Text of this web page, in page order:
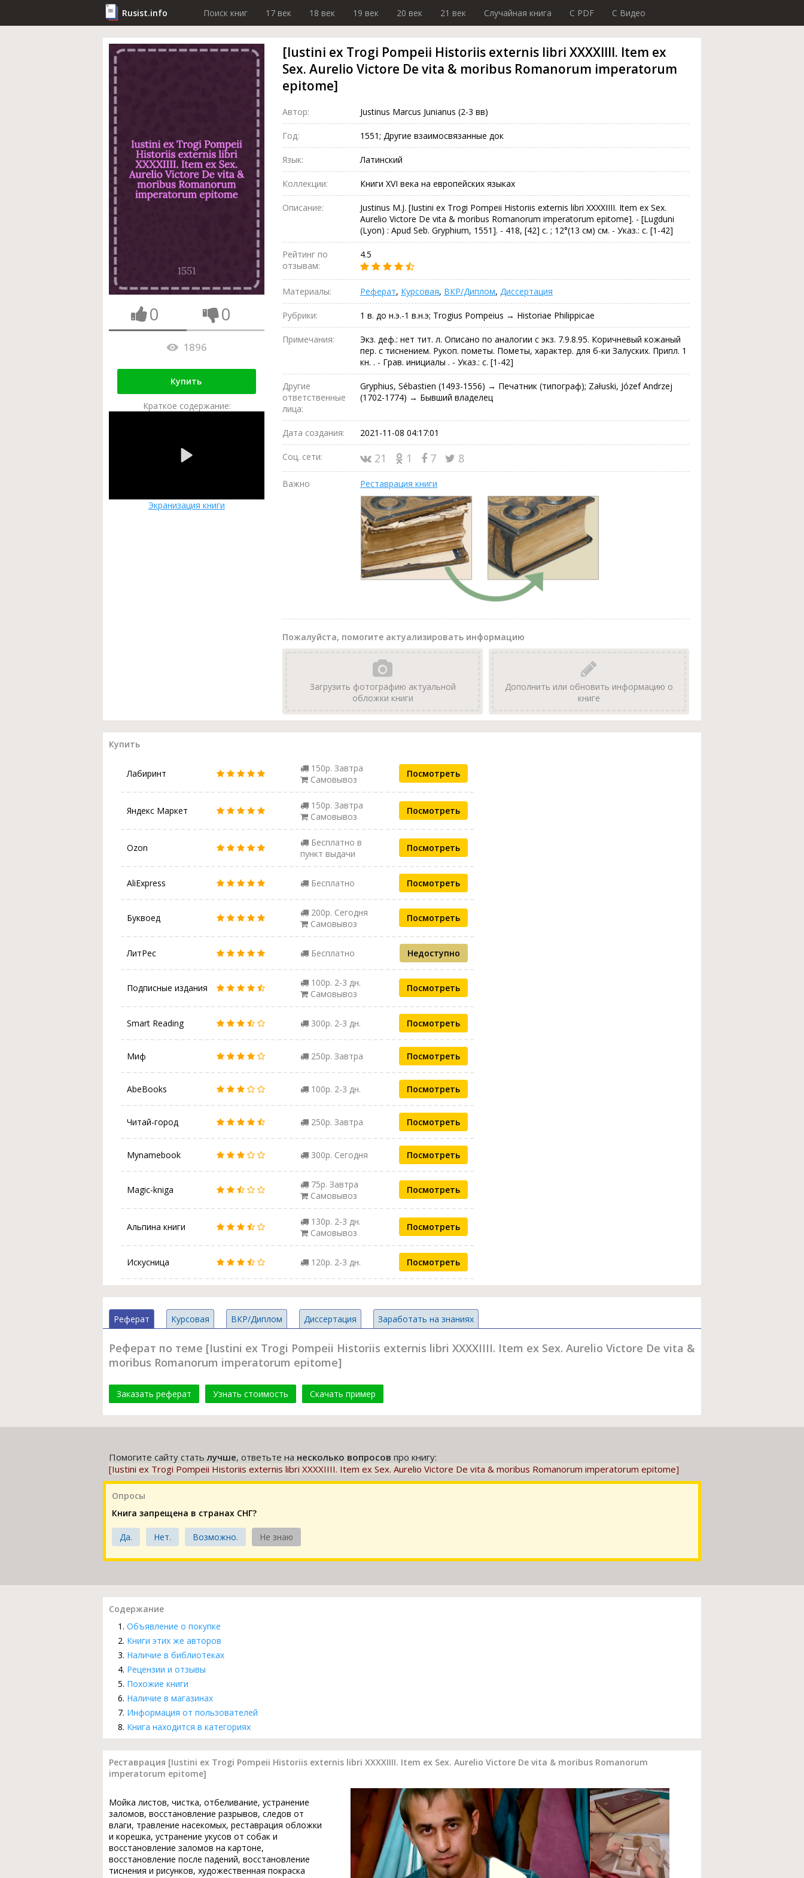
Rusist.info Поиск книг 17 век 18 век 19 век 20 век 21 век Случайная книга C PDF C Видео
0 0
1896
Купить
Краткое содержание:
Экранизация книги
[Iustini ex Trogi Pompeii Historiis externis libri XXXXIIII. Item ex
Sex. Aurelio Victore De vita & moribus Romanorum imperatorum
epitome]
Автор: Justinus Marcus Junianus (2-3 вв)
Год: 1551; Другие взаимосвязанные док
Язык: Латинский
Коллекции: Книги XVI века на европейских языках
Описание:
Justinus M.J. [Iustini ex Trogi Pompeii Historiis externis libri XXXXIIII. Item ex Sex.
Aurelio Victore De vita & moribus Romanorum imperatorum epitome]. - [Lugduni
(Lyon) : Apud Seb. Gryphium, 1551]. - 418, [42] с. ; 12°(13 см) см. - Указ.: с. [1-42]
Рейтинг по
отзывам:
4.5
Материалы: Реферат, Курсовая, ВКР/Диплом, Диссертация
Рубрики: 1 в. до н.э.-1 в.н.э; Trogius Pompeius → Historiae Philippicae
Примечания:
Экз. деф.: нет тит. л. Описано по аналогии с экз. 7.9.8.95. Коричневый кожаный
пер. с тиснением. Рукоп. пометы. Пометы, характер. для б-ки Залуских. Припл. 1
кн. . - Грав. инициалы . - Указ.: с. [1-42]
Другие
ответственные
лица:
Gryphius, Sébastien (1493-1556) → Печатник (типограф); Załuski, Józef Andrzej
(1702-1774) → Бывший владелец
Дата создания: 2021-11-08 04:17:01
Соц. сети: 21 1 7 8
Важно Реставрация книги
Пожалуйста, помогите актуализировать информацию
Загрузить фотографию актуальной
обложки книги
Дополнить или обновить информацию о
книге
Купить
Лабиринт
150р. Завтра
Самовывоз
Посмотреть
Яндекс Маркет
150р. Завтра
Самовывоз
Посмотреть
Ozon
Бесплатно в
пункт выдачи
Посмотреть
AliExpress Бесплатно Посмотреть
Буквоед
200р. Сегодня
Самовывоз
Посмотреть
ЛитРес Бесплатно Недоступно
Подписные издания
100р. 2-3 дн.
Самовывоз
Посмотреть
Smart Reading 300р. 2-3 дн. Посмотреть
Миф 250р. Завтра Посмотреть
AbeBooks 100р. 2-3 дн. Посмотреть
Читай-город 250р. Завтра Посмотреть
Mynamebook 300р. Сегодня Посмотреть
Magic-kniga
75р. Завтра
Самовывоз
Посмотреть
Альпина книги
130р. 2-3 дн.
Самовывоз
Посмотреть
Искусница 120р. 2-3 дн. Посмотреть
Реферат Курсовая ВКР/Диплом Диссертация Заработать на знаниях
Реферат по теме [Iustini ex Trogi Pompeii Historiis externis libri XXXXIIII. Item ex Sex. Aurelio Victore De vita &
moribus Romanorum imperatorum epitome]
Заказать реферат Узнать стоимость Скачать пример
Помогите сайту статьлучше, ответьте на несколько вопросов про книгу:
[Iustini ex Trogi Pompeii Historiis externis libri XXXXIIII. Item ex Sex. Aurelio Victore De vita & moribus Romanorum imperatorum epitome]
Опросы
Книга запрещена в странах СНГ?
Да. Нет. Возможно. Не знаю
Содержание
Объявление о покупке
Книги этих же авторов
Наличие в библиотеках
Рецензии и отзывы
Похожие книги
Наличие в магазинах
Информация от пользователей
Книга находится в категориях
Реставрация [Iustini ex Trogi Pompeii Historiis externis libri XXXXIIII. Item ex Sex. Aurelio Victore De vita & moribus Romanorum
imperatorum epitome]
Мойка листов, чистка, отбеливание, устранение
заломов, восстановление разрывов, следов от
влаги, травление насекомых, реставрация обложки
и корешка, устранение укусов от собак и
восстановление заломов на картоне,
восстановление после падений, восстановление
тиснения и рисунков, художественная покраска